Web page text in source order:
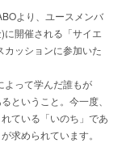
より、ユースメンバ
開催される「サイエ
カッションに参加いた
よって学んだ誰もが
ということ。今一度、
ている「いのち」であ
求められています。